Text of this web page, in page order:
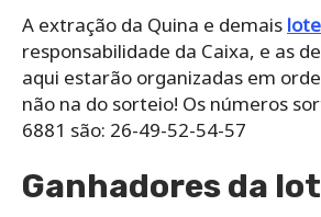
A extração da Quina e demais
responsabilidade da Caixa, e as
aqui estarão organizadas em
não na do sorteio! Os números
6881 são: 26-49-52-54-57
Ganhadores da